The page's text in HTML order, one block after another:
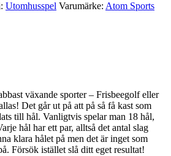
Utomhusspel Varumärke: Atom Sports
växande sporter – Frisbeegolf eller
Det går ut på att på så få kast som
till hål. Vanligtvis spelar man 18 hål,
hål har ett par, alltså det antal slag
klara hålet på men det är inget som
Försök istället slå ditt eget resultat!